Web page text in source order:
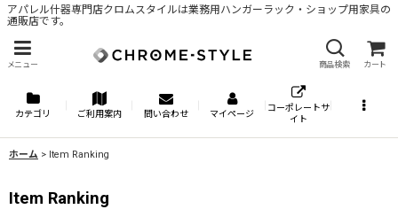
アパレル什器専門店クロムスタイルは業務用ハンガーラック・ショップ用家具の
通販店です。
メニュー 商品検索 カート
カテゴリ ご利用案内 問い合わせ マイページ
コーポレートサ
イト
ホーム > Item Ranking
Item Ranking